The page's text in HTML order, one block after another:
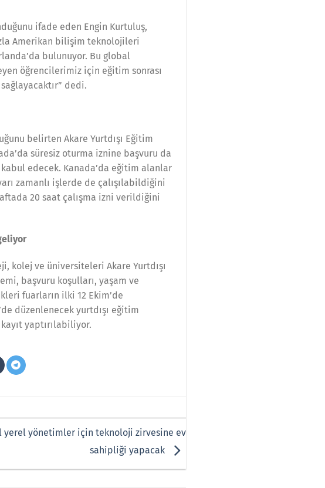
ifade eden Engin Kurtuluş,
Amerikan bilişim teknolojileri
bulunuyor. Bu global
öğrencilerimiz için eğitim sonrası
dedi.
belirten Akare Yurtdışı Eğitim
süresiz oturma iznine başvuru da
edecek. Kanada’da eğitim alanlar
zamanlı işlerde de çalışılabildiğini
20 saat çalışma izni verildiğini
kolej ve üniversiteleri Akare Yurtdışı
başvuru koşulları, yaşam ve
fuarların ilki 12 Ekim’de
düzenlenecek yurtdışı eğitim
yaptırılabiliyor.
yerel yönetimler için teknoloji zirvesine ev
sahipliği yapacak